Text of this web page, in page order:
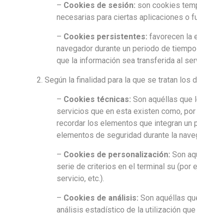
– Cookies de sesión: son cookies
necesarias para ciertas aplicaciones o
– Cookies persistentes: favorecen la
navegador durante un periodo de
que la información sea transferida al
2. Según la finalidad para la que se tratan
– Cookies técnicas: Son aquéllas que
servicios que en esta existen como,
recordar los elementos que integran
elementos de seguridad durante la
– Cookies de personalización: Son
serie de criterios en el terminal su (por
servicio, etc.).
– Cookies de análisis: Son aquéllas
análisis estadístico de la utilización